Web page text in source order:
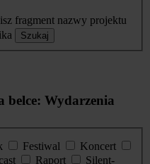
fragment nazwy projektu
Szukaj
belce: Wydarzenia
Festiwal
Koncert
Raport
Silent-